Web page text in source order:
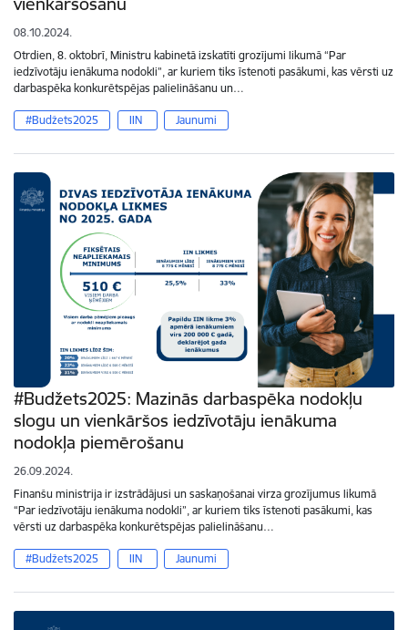
08.10.2024.
Otrdien, 8. oktobrī, Ministru kabinetā izskatīti grozījumi likumā “Par
iedzīvotāju ienākuma nodokli”, ar kuriem tiks īstenoti pasākumi, kas vērsti uz
darbaspēka konkurētspējas palielināšanu un…
#Budžets2025 IIN Jaunumi
#Budžets2025: Mazinās darbaspēka nodokļu
slogu un vienkāršos iedzīvotāju ienākuma
nodokļa piemērošanu
26.09.2024.
Finanšu ministrija ir izstrādājusi un saskaņošanai virza grozījumus likumā
“Par iedzīvotāju ienākuma nodokli”, ar kuriem tiks īstenoti pasākumi, kas
vērsti uz darbaspēka konkurētspējas palielināšanu…
#Budžets2025 IIN Jaunumi